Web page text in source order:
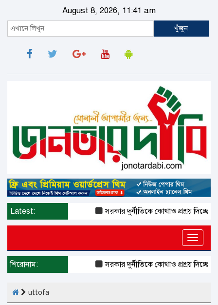
August 8, 2026, 11:41 am
খুঁজুন
Latest: সরকার দুর্নীতিকে কোথাও প্রশ্রয় দিচ্ছে
Toggle
শিরোনাম: সরকার দুর্নীতিকে কোথাও প্রশ্রয় দিচ্ছে
uttofa